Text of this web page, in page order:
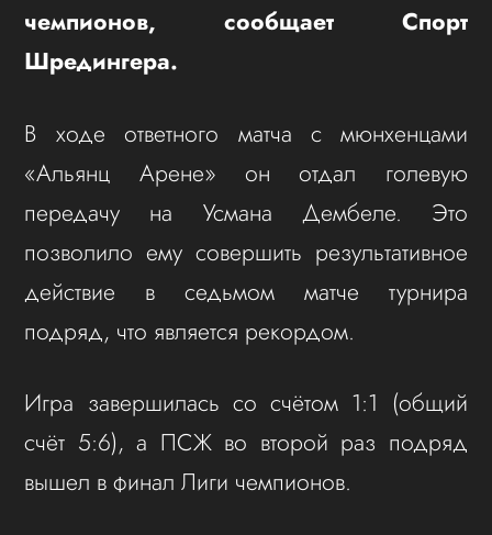
чемпионов, сообщает Спорт
Шредингера.
В ходе ответного матча с мюнхенцами
«Альянц Арене» он отдал голевую
передачу на Усмана Дембеле. Это
позволило ему совершить результативное
действие в седьмом матче турнира
подряд, что является рекордом.
Игра завершилась со счётом 1:1 (общий
счёт 5:6), а ПСЖ во второй раз подряд
вышел в финал Лиги чемпионов.